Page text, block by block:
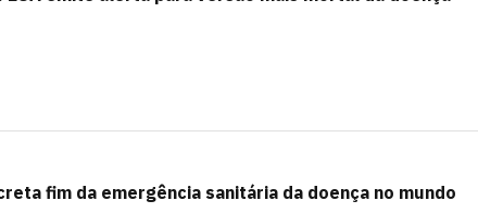
fim da emergência sanitária da doença no mundo